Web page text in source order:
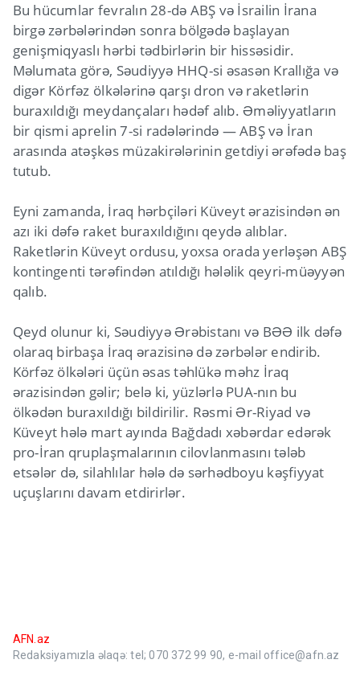
Bu hücumlar fevralın 28-də ABŞ və İsrailin İrana
birgə zərbələrindən sonra bölgədə başlayan
genişmiqyaslı hərbi tədbirlərin bir hissəsidir.
Məlumata görə, Səudiyyə HHQ-si əsasən Krallığa və
digər Körfəz ölkələrinə qarşı dron və raketlərin
buraxıldığı meydançaları hədəf alıb. Əməliyyatların
bir qismi aprelin 7-si radələrində — ABŞ və İran
arasında atəşkəs müzakirələrinin getdiyi ərəfədə baş
tutub.
Eyni zamanda, İraq hərbçiləri Küveyt ərazisindən ən
azı iki dəfə raket buraxıldığını qeydə alıblar.
Raketlərin Küveyt ordusu, yoxsa orada yerləşən ABŞ
kontingenti tərəfindən atıldığı hələlik qeyri-müəyyən
qalıb.
Qeyd olunur ki, Səudiyyə Ərəbistanı və BƏƏ ilk dəfə
olaraq birbaşa İraq ərazisinə də zərbələr endirib.
Körfəz ölkələri üçün əsas təhlükə məhz İraq
ərazisindən gəlir; belə ki, yüzlərlə PUA-nın bu
ölkədən buraxıldığı bildirilir. Rəsmi Ər-Riyad və
Küveyt hələ mart ayında Bağdadı xəbərdar edərək
pro-İran qruplaşmalarının cilovlanmasını tələb
etsələr də, silahlılar hələ də sərhədboyu kəşfiyyat
uçuşlarını davam etdirirlər.
AFN.az
Redaksiyamızla əlaqə: tel; 070 372 99 90, e-mail office@afn.az